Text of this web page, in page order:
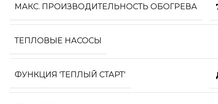
МАКС. ПРОИЗВОДИТЕЛЬНОСТЬ ОБОГРЕВА
ТЕПЛОВЫЕ НАСОСЫ
ФУНКЦИЯ 'ТЕПЛЫЙ СТАРТ'